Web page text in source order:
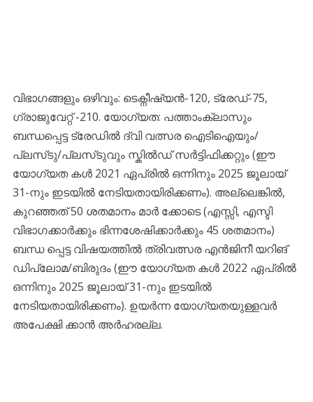
വിഭാഗങ്ങളും ഒഴിവും: ടെക്നീഷ്യൻ-120, ട്രേഡ്-75,
ഗ്രാജുവേറ്റ് -210. യോഗ്യത: പത്താംക്ലാസും
ബന്ധപ്പെട്ട ട്രേഡിൽ ദ്വി വത്സര ഐടിഐയും/
പ്ലസ്‌ടു/പ്ലസ്‌ടുവും സ്കിൽഡ് സർട്ടിഫിക്കറ്റും (ഈ
യോഗ്യത കൾ 2021 ഏപ്രിൽ ഒന്നിനും 2025 ജൂലായ്
31-നും ഇടയിൽ നേടിയതായിരിക്കണം). അല്ലെങ്കിൽ,
കുറഞ്ഞത് 50 ശതമാനം മാർ ക്കോടെ (എസ്സി, എസ്ടി
വിഭാഗക്കാർക്കും ഭിന്നശേഷിക്കാർക്കും 45 ശതമാനം)
ബന്ധ പ്പെട്ട വിഷയത്തിൽ ത്രിവത്സര എൻജിനീ യറിങ്
ഡിപ്ലോമ/ബിരുദം (ഈ യോഗ്യത കൾ 2022 ഏപ്രിൽ
ഒന്നിനും 2025 ജൂലായ് 31-നും ഇടയിൽ
നേടിയതായിരിക്കണം). ഉയർന്ന യോഗ്യതയുള്ളവർ
അപേക്ഷി ക്കാൻ അർഹരല്ല.